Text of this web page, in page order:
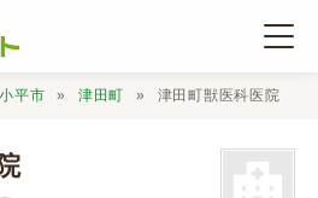
小平市 津田町 津田町獣医科医院